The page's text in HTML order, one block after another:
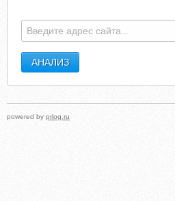
powered by prlog.ru